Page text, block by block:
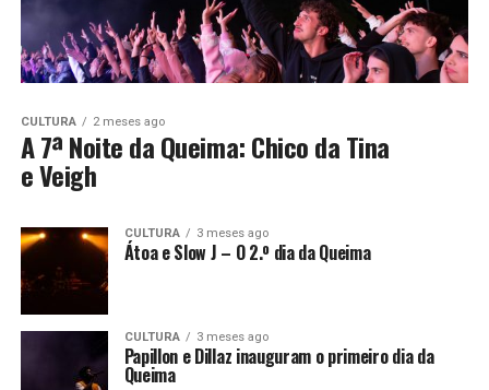
CULTURA 2 meses ago
A 7ª Noite da Queima: Chico da Tina
e Veigh
CULTURA 3 meses ago
Átoa e Slow J – O 2.º dia da Queima
CULTURA 3 meses ago
Papillon e Dillaz inauguram o primeiro dia da
Queima